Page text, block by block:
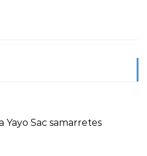
Yayo Sac samarretes